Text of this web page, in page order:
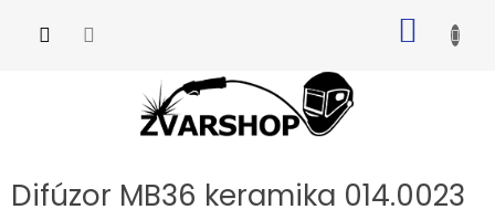
KOŠÍK
Difúzor MB36 keramika 014.0023